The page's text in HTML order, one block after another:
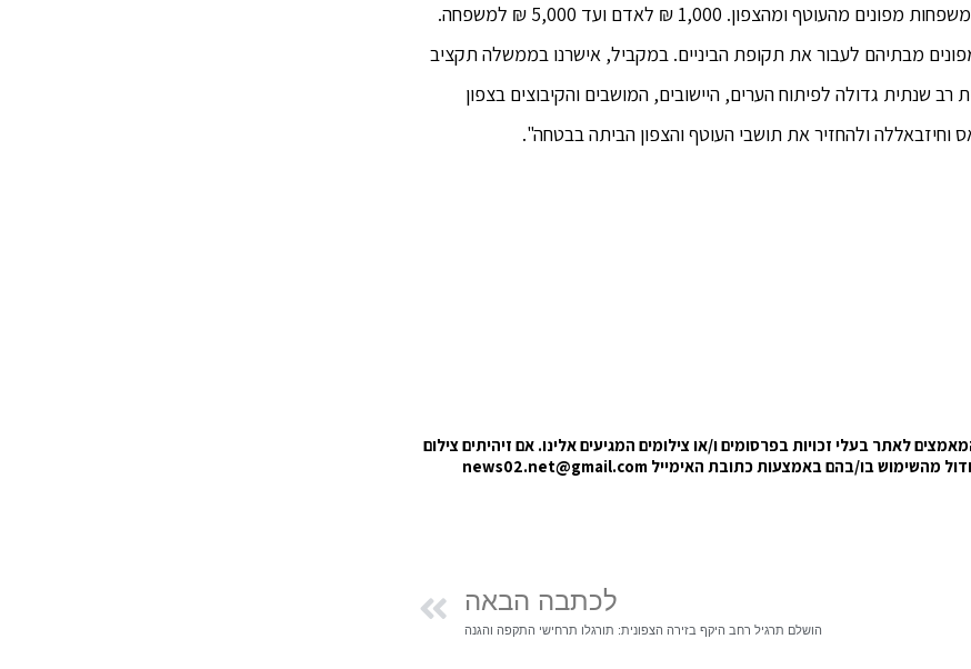
"הממשלה אישרה כעת את החלטתי להעביר מענקים נוספים למשפחות מפונים מהעוטף ומהצפון. 1,000 ₪ לאדם ועד 5,000 ₪ למשפחה.
מבתיהם לעבור את תקופת הביניים. במקביל, אישרנו בממשלה תקציב
רב שנתית גדולה לפיתוח הערים, היישובים, המושבים והקיבוצים בצפון
ולהחזיר את תושבי העוטף והצפון הביתה בבטחה".
לאתר בעלי זכויות בפרסומים ו/או צילומים המגיעים אלינו. אם זיהיתים צילום
מהשימוש בו/בהם באמצעות כתובת האימייל news02.net@gmail.com
לכתבה הבאה
הושלם תרגיל רחב היקף בזירה הצפונית: תורגלו תרחישי התקפה והגנה